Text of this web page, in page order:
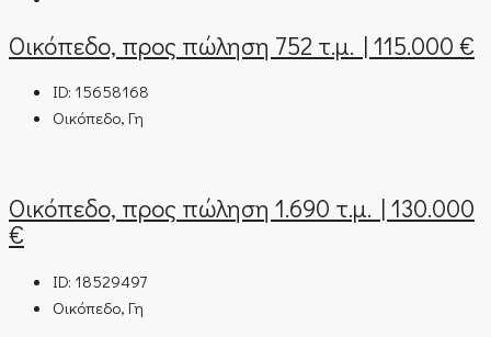
Οικόπεδο, προς πώληση 752 τ.μ. | 115.000 €
ID: 15658168
Οικόπεδο, Γη
Οικόπεδο, προς πώληση 1.690 τ.μ. | 130.000
€
ID: 18529497
Οικόπεδο, Γη